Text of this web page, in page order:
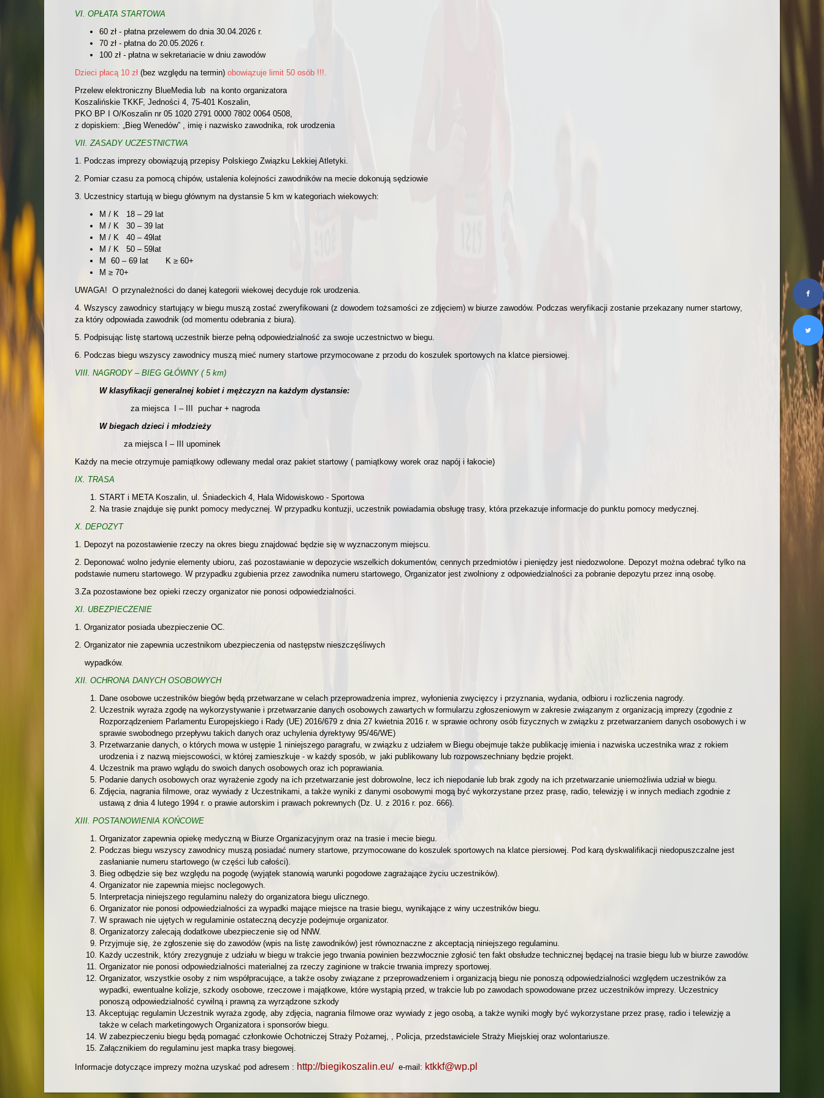
VI. OPŁATA STARTOWA
60 zł - płatna przelewem do dnia 30.04.2026 r.
70 zł - płatna do 20.05.2026 r.
100 zł - płatna w sekretariacie w dniu zawodów
Dzieci płacą 10 zł (bez względu na termin) obowiązuje limit 50 osób !!!.
Przelew elektroniczny BlueMedia lub na konto organizatora
Koszalińskie TKKF, Jedności 4, 75-401 Koszalin,
PKO BP I O/Koszalin nr 05 1020 2791 0000 7802 0064 0508,
z dopiskiem: „Bieg Wenedów” , imię i nazwisko zawodnika, rok urodzenia
VII. ZASADY UCZESTNICTWA
1. Podczas imprezy obowiązują przepisy Polskiego Związku Lekkiej Atletyki.
2. Pomiar czasu za pomocą chipów, ustalenia kolejności zawodników na mecie dokonują sędziowie
3. Uczestnicy startują w biegu głównym na dystansie 5 km w kategoriach wiekowych:
M / K 18 – 29 lat
M / K 30 – 39 lat
M / K 40 – 49lat
M / K 50 – 59lat
M 60 – 69 lat K ≥ 60+
M ≥ 70+
UWAGA! O przynależności do danej kategorii wiekowej decyduje rok urodzenia.
4. Wszyscy zawodnicy startujący w biegu muszą zostać zweryfikowani (z dowodem tożsamości ze zdjęciem) w biurze zawodów. Podczas weryfikacji zostanie przekazany numer startowy,
za który odpowiada zawodnik (od momentu odebrania z biura).
5. Podpisując listę startową uczestnik bierze pełną odpowiedzialność za swoje uczestnictwo w biegu.
6. Podczas biegu wszyscy zawodnicy muszą mieć numery startowe przymocowane z przodu do koszulek sportowych na klatce piersiowej.
VIII. NAGRODY – BIEG GŁÓWNY ( 5 km)
W klasyfikacji generalnej kobiet i mężczyzn na każdym dystansie:
za miejsca I – III puchar + nagroda
W biegach dzieci i młodzieży
za miejsca I – III upominek
Każdy na mecie otrzymuje pamiątkowy odlewany medal oraz pakiet startowy ( pamiątkowy worek oraz napój i łakocie)
IX. TRASA
START i META Koszalin, ul. Śniadeckich 4, Hala Widowiskowo - Sportowa
Na trasie znajduje się punkt pomocy medycznej. W przypadku kontuzji, uczestnik powiadamia obsługę trasy, która przekazuje informacje do punktu pomocy medycznej.
X. DEPOZYT
1. Depozyt na pozostawienie rzeczy na okres biegu znajdować będzie się w wyznaczonym miejscu.
2. Deponować wolno jedynie elementy ubioru, zaś pozostawianie w depozycie wszelkich dokumentów, cennych przedmiotów i pieniędzy jest niedozwolone. Depozyt można odebrać tylko na
podstawie numeru startowego. W przypadku zgubienia przez zawodnika numeru startowego, Organizator jest zwolniony z odpowiedzialności za pobranie depozytu przez inną osobę.
3.Za pozostawione bez opieki rzeczy organizator nie ponosi odpowiedzialności.
XI. UBEZPIECZENIE
1. Organizator posiada ubezpieczenie OC.
2. Organizator nie zapewnia uczestnikom ubezpieczenia od następstw nieszczęśliwych
wypadków.
XII. OCHRONA DANYCH OSOBOWYCH
Dane osobowe uczestników biegów będą przetwarzane w celach przeprowadzenia imprez, wyłonienia zwycięzcy i przyznania, wydania, odbioru i rozliczenia nagrody.
Uczestnik wyraża zgodę na wykorzystywanie i przetwarzanie danych osobowych zawartych w formularzu zgłoszeniowym w zakresie związanym z organizacją imprezy (zgodnie z
Rozporządzeniem Parlamentu Europejskiego i Rady (UE) 2016/679 z dnia 27 kwietnia 2016 r. w sprawie ochrony osób fizycznych w związku z przetwarzaniem danych osobowych i w
sprawie swobodnego przepływu takich danych oraz uchylenia dyrektywy 95/46/WE)
Przetwarzanie danych, o których mowa w ustępie 1 niniejszego paragrafu, w związku z udziałem w Biegu obejmuje także publikację imienia i nazwiska uczestnika wraz z rokiem
urodzenia i z nazwą miejscowości, w której zamieszkuje - w każdy sposób, w jaki publikowany lub rozpowszechniany będzie projekt.
Uczestnik ma prawo wglądu do swoich danych osobowych oraz ich poprawiania.
Podanie danych osobowych oraz wyrażenie zgody na ich przetwarzanie jest dobrowolne, lecz ich niepodanie lub brak zgody na ich przetwarzanie uniemożliwia udział w biegu.
Zdjęcia, nagrania filmowe, oraz wywiady z Uczestnikami, a także wyniki z danymi osobowymi mogą być wykorzystane przez prasę, radio, telewizję i w innych mediach zgodnie z
ustawą z dnia 4 lutego 1994 r. o prawie autorskim i prawach pokrewnych (Dz. U. z 2016 r. poz. 666).
XIII. POSTANOWIENIA KOŃCOWE
Organizator zapewnia opiekę medyczną w Biurze Organizacyjnym oraz na trasie i mecie biegu.
Podczas biegu wszyscy zawodnicy muszą posiadać numery startowe, przymocowane do koszulek sportowych na klatce piersiowej. Pod karą dyskwalifikacji niedopuszczalne jest
zasłanianie numeru startowego (w części lub całości).
Bieg odbędzie się bez względu na pogodę (wyjątek stanowią warunki pogodowe zagrażające życiu uczestników).
Organizator nie zapewnia miejsc noclegowych.
Interpretacja niniejszego regulaminu należy do organizatora biegu ulicznego.
Organizator nie ponosi odpowiedzialności za wypadki mające miejsce na trasie biegu, wynikające z winy uczestników biegu.
W sprawach nie ujętych w regulaminie ostateczną decyzje podejmuje organizator.
Organizatorzy zalecają dodatkowe ubezpieczenie się od NNW.
Przyjmuje się, że zgłoszenie się do zawodów (wpis na listę zawodników) jest równoznaczne z akceptacją niniejszego regulaminu.
Każdy uczestnik, który zrezygnuje z udziału w biegu w trakcie jego trwania powinien bezzwłocznie zgłosić ten fakt obsłudze technicznej będącej na trasie biegu lub w biurze zawodów.
Organizator nie ponosi odpowiedzialności materialnej za rzeczy zaginione w trakcie trwania imprezy sportowej.
Organizator, wszystkie osoby z nim współpracujące, a także osoby związane z przeprowadzeniem i organizacją biegu nie ponoszą odpowiedzialności względem uczestników za
wypadki, ewentualne kolizje, szkody osobowe, rzeczowe i majątkowe, które wystąpią przed, w trakcie lub po zawodach spowodowane przez uczestników imprezy. Uczestnicy
ponoszą odpowiedzialność cywilną i prawną za wyrządzone szkody
Akceptując regulamin Uczestnik wyraża zgodę, aby zdjęcia, nagrania filmowe oraz wywiady z jego osobą, a także wyniki mogły być wykorzystane przez prasę, radio i telewizję a
także w celach marketingowych Organizatora i sponsorów biegu.
W zabezpieczeniu biegu będą pomagać członkowie Ochotniczej Straży Pożarnej, , Policja, przedstawiciele Straży Miejskiej oraz wolontariusze.
Załącznikiem do regulaminu jest mapka trasy biegowej.
Informacje dotyczące imprezy można uzyskać pod adresem : http://biegikoszalin.eu/ e-mail: ktkkf@wp.pl